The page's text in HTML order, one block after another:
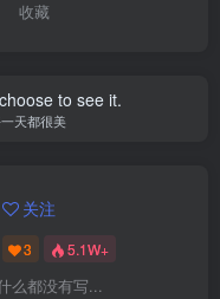
收藏
to see it.
天都很美
关注
3 5.1W+
么都没有写...